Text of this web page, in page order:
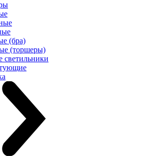
(бра)
(торшеры)
светильники